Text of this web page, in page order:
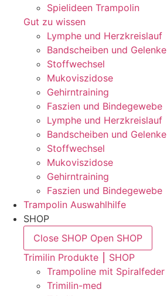
Spielideen Trampolin
Gut zu wissen
Lymphe und Herzkreislauf
Bandscheiben und Gelenke
Stoffwechsel
Mukoviszidose
Gehirntraining
Faszien und Bindegewebe
Lymphe und Herzkreislauf
Bandscheiben und Gelenke
Stoffwechsel
Mukoviszidose
Gehirntraining
Faszien und Bindegewebe
Trampolin Auswahlhilfe
SHOP
Close SHOP Open SHOP
Trimilin Produkte ⎮ SHOP
Trampoline mit Spiralfeder
Trimilin-med